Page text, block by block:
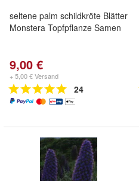
seltene palm schildkröte Blätter
Monstera Topfpflanze Samen
9,00 €
+ 5,00 € Versand
24